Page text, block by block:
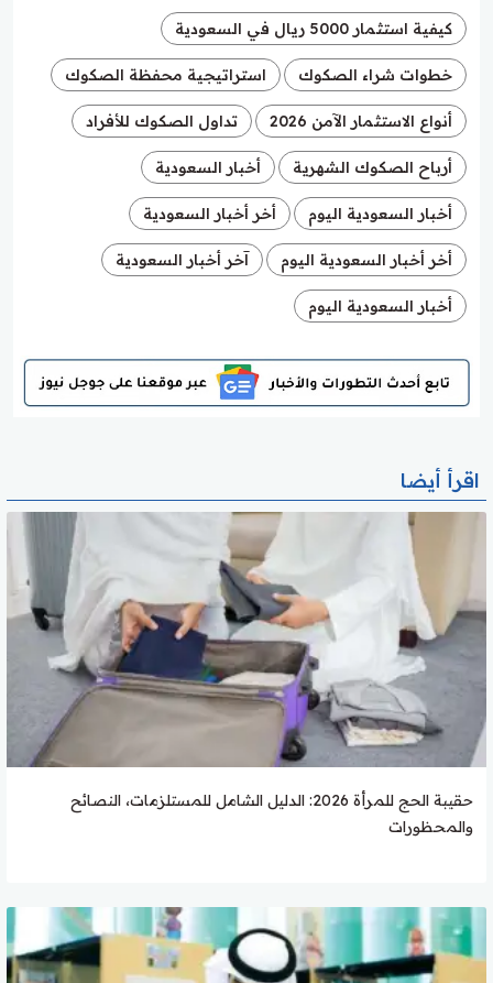
كيفية استثمار 5000 ريال في السعودية
خطوات شراء الصكوك استراتيجية محفظة الصكوك
أنواع الاستثمار الآمن 2026 تداول الصكوك للأفراد
أرباح الصكوك الشهرية أخبار السعودية
أخبار السعودية اليوم أخر أخبار السعودية
أخر أخبار السعودية اليوم آخر أخبار السعودية
أخبار السعودية اليوم
اقرأ أيضا
حقيبة الحج للمرأة 2026: الدليل الشامل للمستلزمات، النصائح
والمحظورات